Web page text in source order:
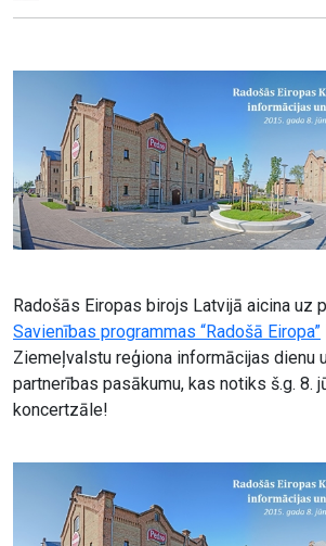
Radošās Eiropas birojs Latvijā aicina uz
Savienības programmas “Radošā Eiropa”
Ziemeļvalstu reģiona informācijas dienu
partnerības pasākumu, kas notiks š.g. 8.
koncertzāle!